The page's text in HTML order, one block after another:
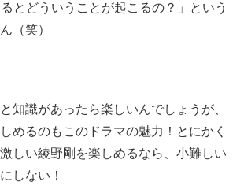
とどういうことが起こるの？」という
（笑）
知識があったら楽しいんでしょうが、
めるのもこのドラマの魅力！とにかく
しい綾野剛を楽しめるなら、小難しい
しない！